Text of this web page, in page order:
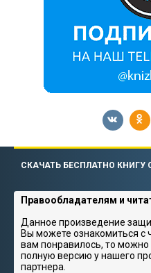
СКАЧАТЬ БЕСПЛАТНО
Правообладателям и
Данное произведение
Вы можете ознакомиться с
вам понравилось, то
полную версию у нашего
партнера.